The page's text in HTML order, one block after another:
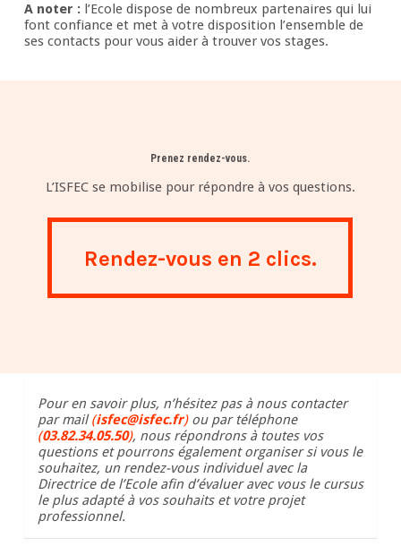
A noter :l’Ecole dispose de nombreux partenaires qui lui
font confiance et met à votre disposition l’ensemble de
ses contacts pour vous aider à trouver vos stages.
Prenez rendez-vous.
L’ISFEC se mobilise pour répondre à vos questions.
Rendez-vous en 2 clics.
Rendez-vous en 2 clics.
Pour en savoir plus, n’hésitez pas à nous contacter
par mail(isfec@isfec.fr)ou par téléphone
(03.82.34.05.50), nous répondrons à toutes vos
questions et pourrons également organiser si vous le
souhaitez, un rendez-vous individuel avec la
Directrice de l’Ecole afin d’évaluer avec vous le cursus
le plus adapté à vos souhaits et votre projet
professionnel.